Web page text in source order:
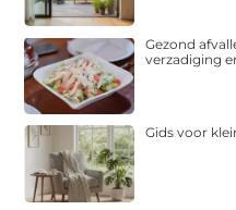
Gezond
verzadiging
Gids voor